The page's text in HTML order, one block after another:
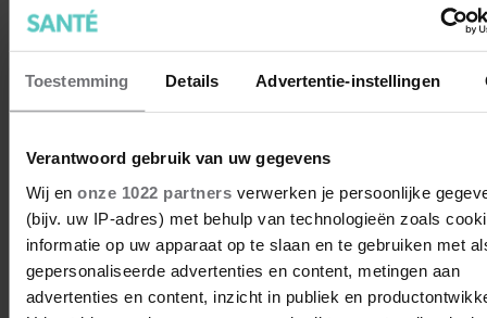
Toestemming Details Advertentie-instellingen
Verantwoord gebruik van uw gegevens
Wij en onze 1022 partnersverwerken je persoonlijke
(bijv. uw IP-adres) met behulp van technologieën zoals
informatie op uw apparaat op te slaan en te gebruiken met
gepersonaliseerde advertenties en content, metingen aan
advertenties en content, inzicht in publiek en
Weet jij hoe je deze